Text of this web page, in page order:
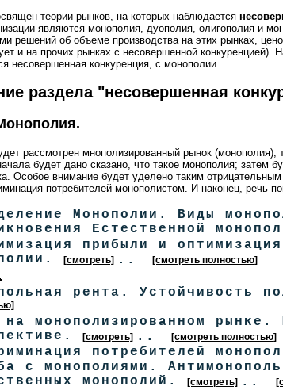
теории рынков, на которых наблюдается
являются монополия, дуополия, олигополия и
решений об объеме производства на этих рынках,
и на прочих рынках с несовершенной
несовершенная конкуренция, с монополии.
раздела "несовершенная
рассмотрен мнополизированный рынок (монополия),
будет дано сказано, что такое монополия; затем
Особое внимание будет уделено таким
потребителей монополистом. И наконец, речь
Монополии. Виды
Естественной
прибыли и
[смотреть] .. [смотреть полностью]
рента. Устойчивость
на монополизированном рынке.
[смотреть] .. [смотреть полностью]
потребителей
с монополиями.
монополий. [смотреть] ..